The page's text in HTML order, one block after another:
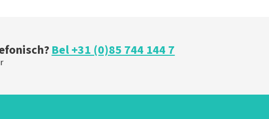
Bel +31 (0)85 744 144 7